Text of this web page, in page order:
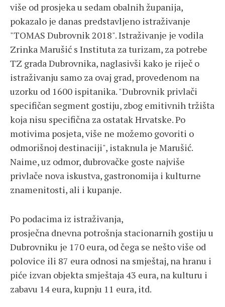
više od prosjeka u sedam obalnih županija,
pokazalo je danas predstavljeno istraživanje
"TOMAS Dubrovnik 2018". Istraživanje je vodila
Zrinka Marušić s Instituta za turizam, za potrebe
TZ grada Dubrovnika, naglasivši kako je riječ o
istraživanju samo za ovaj grad, provedenom na
uzorku od 1600 ispitanika. "Dubrovnik privlači
specifičan segment gostiju, zbog emitivnih tržišta
koja nisu specifična za ostatak Hrvatske. Po
motivima posjeta, više ne možemo govoriti o
odmorišnoj destinaciji", istaknula je Marušić.
Naime, uz odmor, dubrovačke goste najviše
privlače nova iskustva, gastronomija i kulturne
znamenitosti, ali i kupanje.
Po podacima iz istraživanja,
prosječna dnevna potrošnja stacionarnih gostiju u
Dubrovniku je 170 eura, od čega se nešto više od
polovice ili 87 eura odnosi na smještaj, na hranu i
piće izvan objekta smještaja 43 eura, na kulturu i
zabavu 14 eura, kupnju 11 eura, itd.